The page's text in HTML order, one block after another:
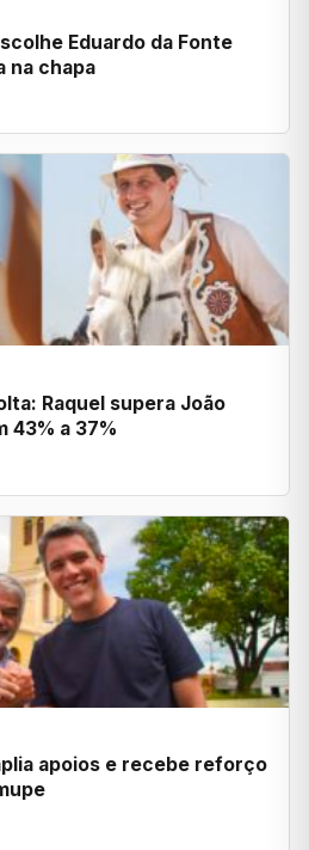
Eduardo da Fonte
na chapa
Raquel supera João
43% a 37%
apoios e recebe reforço